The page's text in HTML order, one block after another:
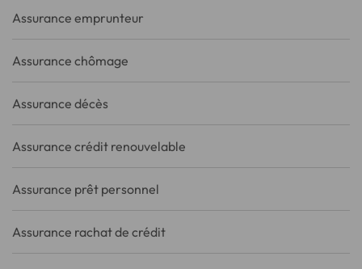
Assurance emprunteur
Assurance chômage
Assurance décès
Assurance crédit renouvelable
Assurance prêt personnel
Assurance rachat de crédit